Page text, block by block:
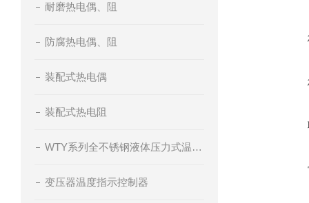
耐磨热电偶、阻
防腐热电偶、阻
装配式热电偶
装配式热电阻
WTY系列全不锈钢液体压力式温度计
变压器温度指示控制器